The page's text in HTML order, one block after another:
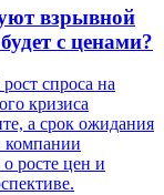
взрывной
с ценами?
спроса на
кризиса
а срок ожидания
компании
росте цен и